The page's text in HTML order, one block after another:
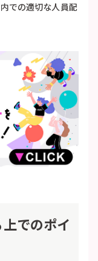
での適切な人員配
でのポイ